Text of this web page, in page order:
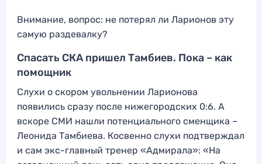
Внимание, вопрос: не потерял ли Ларионов эту
самую раздевалку?
Спасать СКА пришел Тамбиев. Пока – как
помощник
Слухи о скором увольнении Ларионова
появились сразу после нижегородских 0:6. А
вскоре СМИ нашли потенциального сменщика –
Леонида Тамбиева. Косвенно слухи подтверждал
и сам экс-главный тренер «Адмирала»: «На